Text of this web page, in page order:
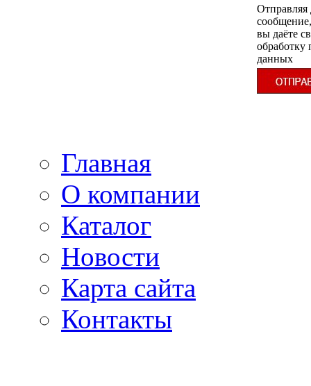
Отправляя
сообщение,
вы даёте
обработку
данных
Главная
О компании
Каталог
Новости
Карта сайта
Контакты